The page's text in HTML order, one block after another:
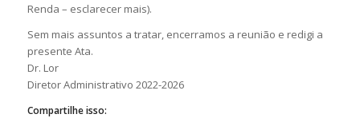
Renda – esclarecer mais).
Sem mais assuntos a tratar, encerramos a reunião e redigi a
presente Ata.
Dr. Lor
Diretor Administrativo 2022-2026
Compartilhe isso: